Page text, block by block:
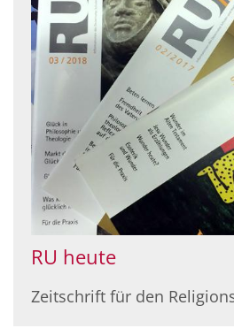
RU heute
Zeitschrift für den